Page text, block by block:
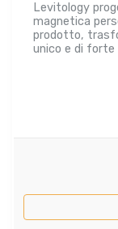
Levitology
magnetica
prodotto,
unico e di